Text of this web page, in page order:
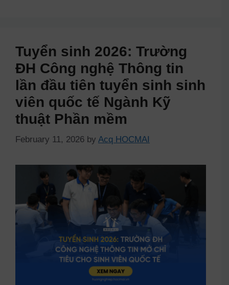
Tuyển sinh 2026: Trường
ĐH Công nghệ Thông tin
lần đầu tiên tuyển sinh sinh
viên quốc tế Ngành Kỹ
thuật Phần mềm
February 11, 2026 by Acq HOCMAI